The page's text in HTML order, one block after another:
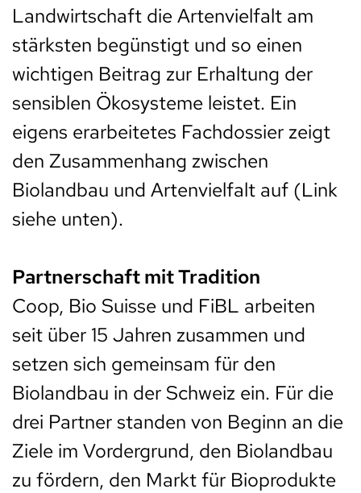
Landwirtschaft die Artenvielfalt am
stärksten begünstigt und so einen
wichtigen Beitrag zur Erhaltung der
sensiblen Ökosysteme leistet. Ein
eigens erarbeitetes Fachdossier zeigt
den Zusammenhang zwischen
Biolandbau und Artenvielfalt auf (Link
siehe unten).
Partnerschaft mit Tradition
Coop, Bio Suisse und FiBL arbeiten
seit über 15 Jahren zusammen und
setzen sich gemeinsam für den
Biolandbau in der Schweiz ein. Für die
drei Partner standen von Beginn an die
Ziele im Vordergrund, den Biolandbau
zu fördern, den Markt für Bioprodukte